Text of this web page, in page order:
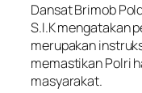
Dansat Brimob
S.I.K mengatakan
merupakan
memastikan Polri
masyarakat.